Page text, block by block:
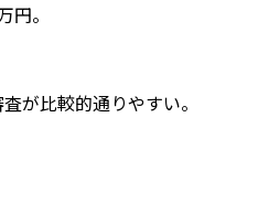
。
が比較的通りやすい。